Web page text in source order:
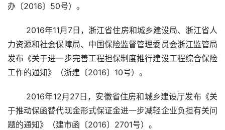
办〔2016〕50号）。
力资源和社会保障局、中国保险监督管理委员会浙江监管局
发布《关于进一步完善工程担保制度推行建设工程综合保险
工作的通知》（浙建〔2016〕10号）。
于推动保函替代现金形式保证金进一步减轻企业负担有关问
题的通知》（建市函〔2016〕2701号）。